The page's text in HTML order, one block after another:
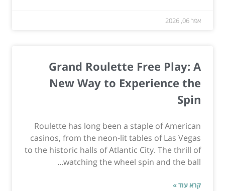
אפר 06, 2026
Grand Roulette Free Play: A
New Way to Experience the
Spin
Roulette has long been a staple of American
casinos, from the neon-lit tables of Las Vegas
to the historic halls of Atlantic City. The thrill of
watching the wheel spin and the ball...
קרא עוד »